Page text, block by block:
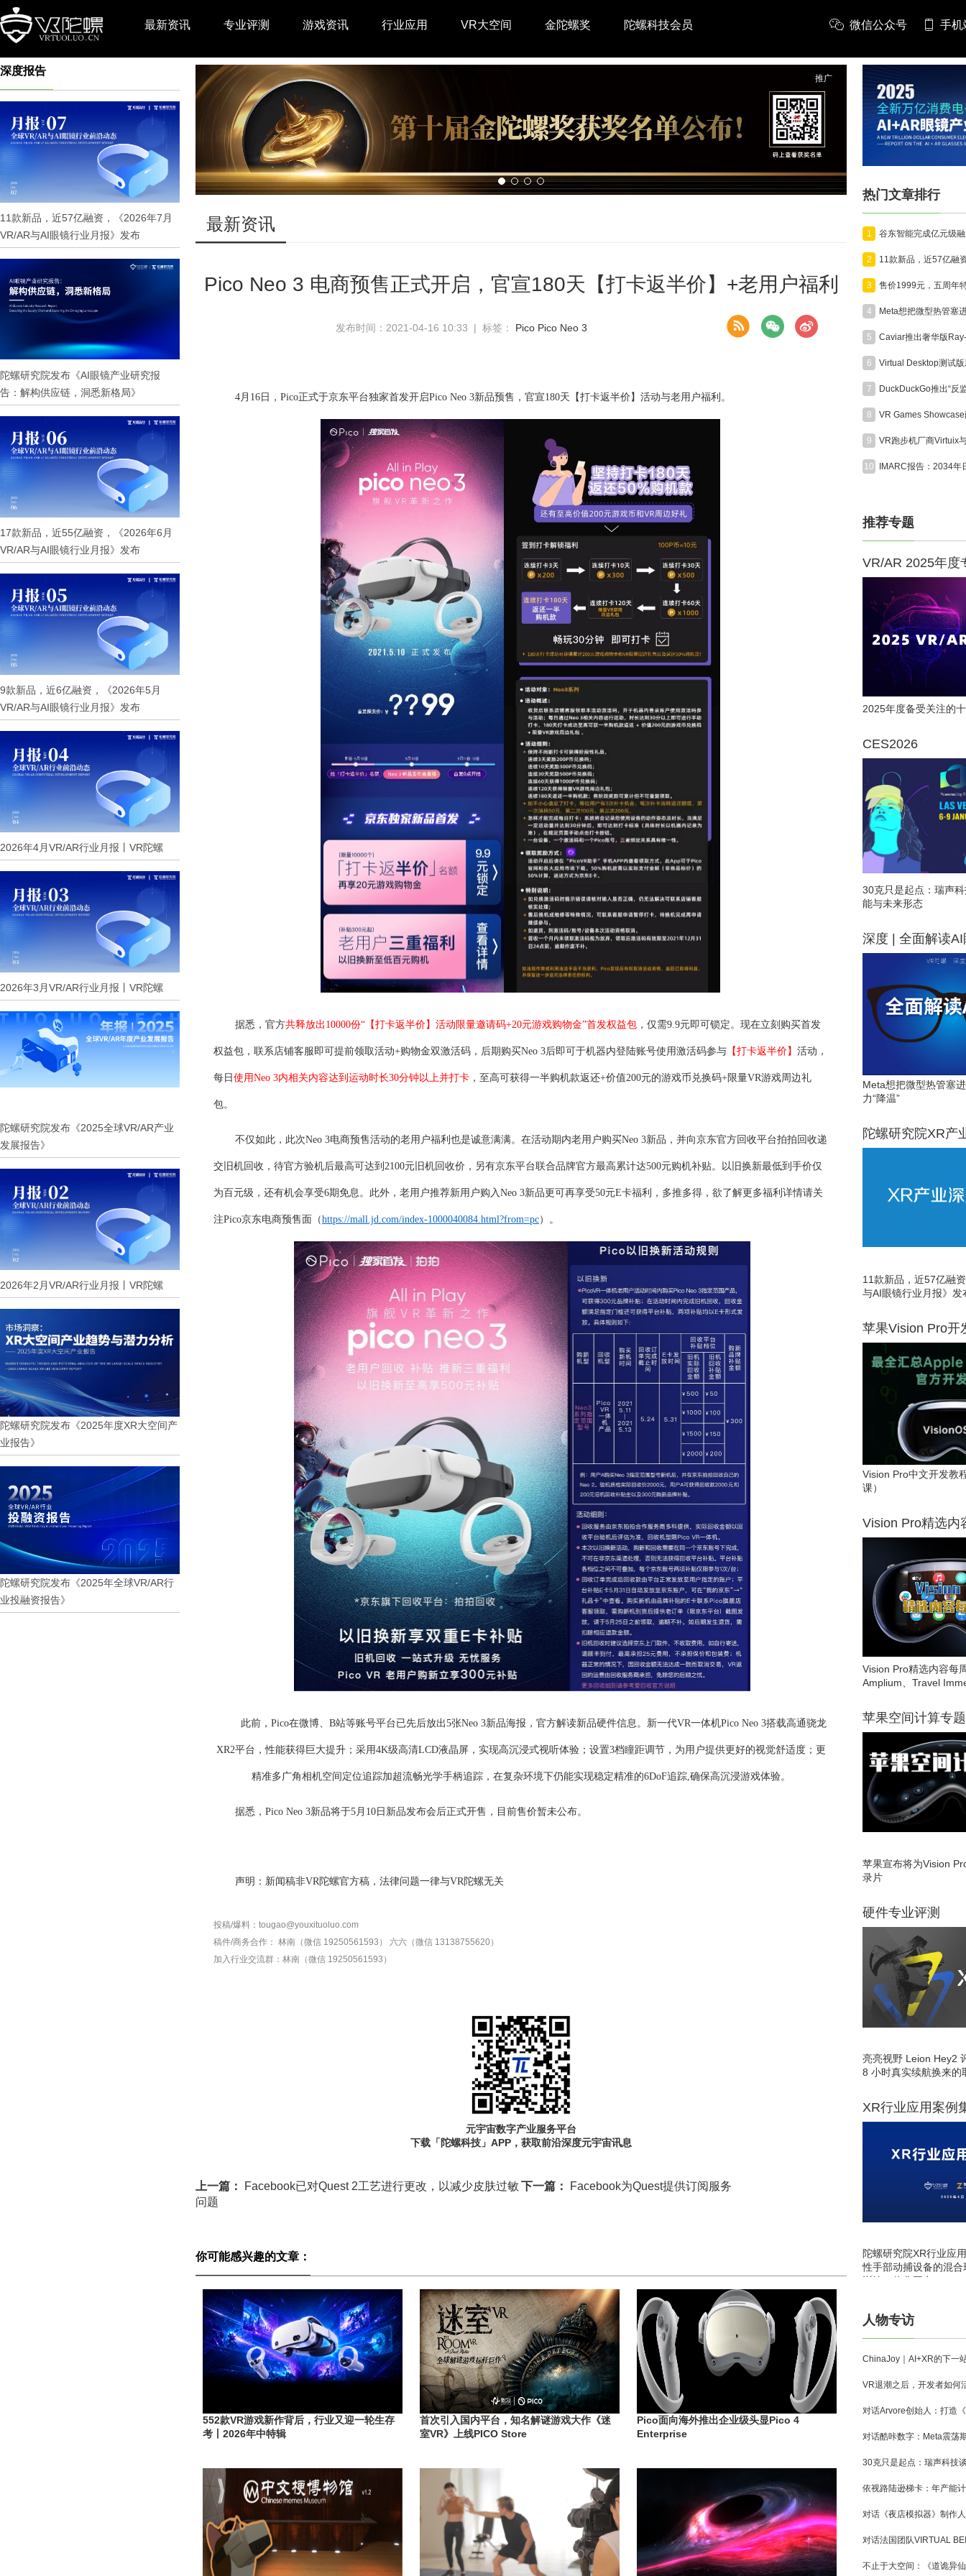
最新资讯 专业评测 游戏资讯 行业应用 VR大空间 金陀螺奖 陀螺科技会员 微信公众号 手机
深度报告
11款新品，近57亿融资，《2026年7月
VR/AR与AI眼镜行业月报》发布
陀螺研究院发布《AI眼镜产业研究报
告：解构供应链，洞悉新格局》
17款新品，近55亿融资，《2026年6月
VR/AR与AI眼镜行业月报》发布
9款新品，近6亿融资，《2026年5月
VR/AR与AI眼镜行业月报》发布
2026年4月VR/AR行业月报丨VR陀螺
2026年3月VR/AR行业月报丨VR陀螺
陀螺研究院发布《2025全球VR/AR产业
发展报告》
2026年2月VR/AR行业月报丨VR陀螺
陀螺研究院发布《2025年度XR大空间产
业报告》
陀螺研究院发布《2025年全球VR/AR行
业投融资报告》
推广
最新资讯
Pico Neo 3 电商预售正式开启，官宣180天【打卡返半价】+老用户福利
发布时间：2021-04-16 10:33 | 标签： Pico Pico Neo 3
4月16日 ， Pico正式于京东平台独家首发开启Pico Neo 3新品预售，官宣180天【打卡返半价 】 活动与老用户福利。
据悉，官方共释放出 10000份“【打卡返半价】 活动限量邀请码+20元游戏购物金”首发权益包 ，仅需9.9元即可锁定。现在立刻购买首发
权益包，联系店铺客服即可提前领取活动+购物金双激活码，后期购买Neo 3后即可于机器内登陆账号使用激活码参与 【打卡返半价】 活动，
每日 使用Neo 3内相关内容达到运动时长30分钟以上并打卡 ，至高可获得一半购机款返还+价值200元的游戏币兑换码+限量VR游戏周边礼
包。
不仅如此，此次Neo 3电商预售活动的老用户福利也是诚意满满。在活动期内老用户购买Neo 3新品，并向京东官方回收平台拍拍回收递
交旧机回收，待官方验机后最高可达到 2100元旧机回收价，另有京东平台联合品牌官方最高累计达500元购机补贴。以旧换新最低到手价仅
为百元级，还有机会享受6期免息。此外，老用户推荐新用户购入Neo 3新品更可再享受50元E卡福利，多推多得，欲了解更多福利详情请关
注Pico京东电商预售面（https://mall.jd.com/index-1000040084.html?from=pc）。
此前， Pico在微博、B站等账号平台已先后放出5张Neo 3新品海报，官方解读新品硬件信息。新一代VR一体机Pico Neo 3搭载高通骁龙
XR2平台 ，性能获得巨大提升； 采用4K级高清LCD液晶屏，实现高沉浸式视听体验；设置3档瞳距调节 ，为用户提供更好的视觉舒适度；更
精准多广角相机空间定位追踪加超流畅光学手柄追踪，在复杂环境下仍能实现稳定精准的6DoF追踪,确保高沉浸游戏体验。
据悉， Pico Neo 3新品将于5月10日新品发布会后正式开售 ， 目前售价暂未公布。
声明：新闻稿非VR陀螺官方稿，法律问题一律与VR陀螺无关
投稿/爆料：tougao@youxituoluo.com
稿件/商务合作： 林南（微信 19250561593）
六六（微信 13138755620）
加入行业交流群： 林南（微信 19250561593）
元宇宙数字产业服务平台
下载「陀螺科技」APP，获取前沿深度元宇宙讯息
上一篇：
Facebook已对Quest 2工艺进行更改，以减少皮肤过敏
问题
下一篇： Facebook为Quest提供订阅服务
你可能感兴趣的文章：
552款VR游戏新作背后，行业又迎一轮生存
考丨2026年中特辑
首次引入国内平台，知名解谜游戏大作《迷
室VR》上线PICO Store
Pico面向海外推出企业级头显Pico 4
Enterprise
热门文章排行
1
2
3
4
5
6
7
8
9
10
推荐专题
VR/AR 2025年度
2025年度备受关注的
CES2026
30克只是起点：瑞声
能与未来形态
深度 | 全面解读AI
Meta想把微型热管塞
力“降温”
陀螺研究院XR产
11款新品，近57亿融
与AI眼镜行业月报》发
苹果Vision Pro开
Vision Pro中文开发教
课）
Vision Pro精选内
Vision Pro精选内容每
Amplium、Travel
苹果空间计算专题
苹果宣布将为Vision
录片
硬件专业评测
亮亮视野 Leion Hey2
8 小时真实续航换来的
XR行业应用案例
陀螺研究院XR行业应
性手部动捕设备的混
训练一体化平台
人物专访